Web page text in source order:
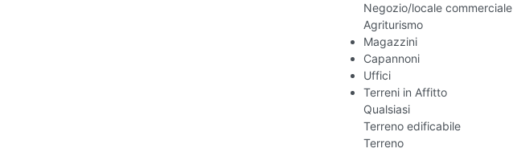
Negozio/locale commerciale
Agriturismo
Magazzini
Capannoni
Uffici
Terreni in Affitto
Qualsiasi
Terreno edificabile
Terreno